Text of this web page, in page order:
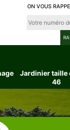
ON VOUS
Jardinier taille
46